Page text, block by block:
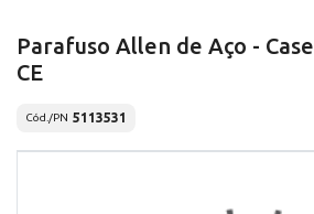
Parafuso Allen de Aço - Case
CE
Cód./PN 5113531